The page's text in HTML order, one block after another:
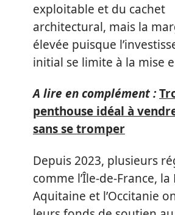
exploitable et du cachet
architectural, mais la
élevée puisque
initial se limite à la mise
A lire en complément :
penthouse idéal à
sans se tromper
Depuis 2023, plusieurs
comme l’Île-de-France,
Aquitaine et l’Occitanie